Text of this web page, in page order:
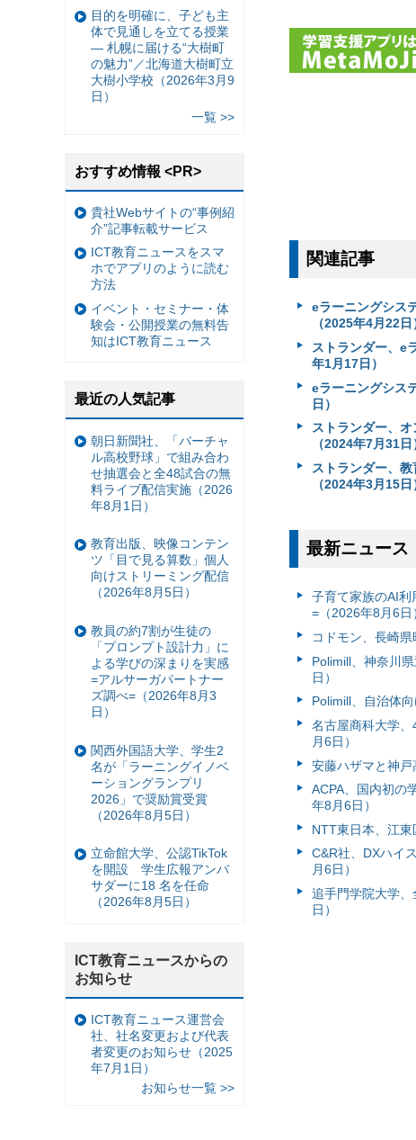
関連記事
eラーニングシス
（2025年4月22日
ストランダー、e
年1月17日）
eラーニングシス
日）
ストランダー、
（2024年7月31日
ストランダー、
（2024年3月15日
最新ニュース
子育て家族のAI利
=（2026年8月6日
コドモン、長崎
Polimill、神奈川
日）
Polimill、自治体
名古屋商科大学
月6日）
安藤ハザマと神戸
ACPA、国内初の
年8月6日）
NTT東日本、江東
C&R社、DXハイ
月6日）
追手門学院大学
日）
目的を明確に、子ども主
体で見通しを立てる授業
— 札幌に届ける“大樹町
の魅力”／北海道大樹町立
大樹小学校（2026年3月9
日）
一覧 >>
おすすめ情報 <PR>
貴社Webサイトの“事例紹
介”記事転載サービス
ICT教育ニュースをスマ
ホでアプリのように読む
方法
イベント・セミナー・体
験会・公開授業の無料告
知はICT教育ニュース
最近の人気記事
朝日新聞社、「バーチャ
ル高校野球」で組み合わ
せ抽選会と全48試合の無
料ライブ配信実施（2026
年8月1日）
教育出版、映像コンテン
ツ「目で見る算数」個人
向けストリーミング配信
（2026年8月5日）
教員の約7割が生徒の
「プロンプト設計力」に
よる学びの深まりを実感
=アルサーガパートナー
ズ調べ=（2026年8月3
日）
関西外国語大学、学生2
名が「ラーニングイノベ
ーショングランプリ
2026」で奨励賞受賞
（2026年8月5日）
立命館大学、公認TikTok
を開設 学生広報アンバ
サダーに18 名を任命
（2026年8月5日）
ICT教育ニュースからの
お知らせ
ICT教育ニュース運営会
社、社名変更および代表
者変更のお知らせ（2025
年7月1日）
お知らせ一覧 >>